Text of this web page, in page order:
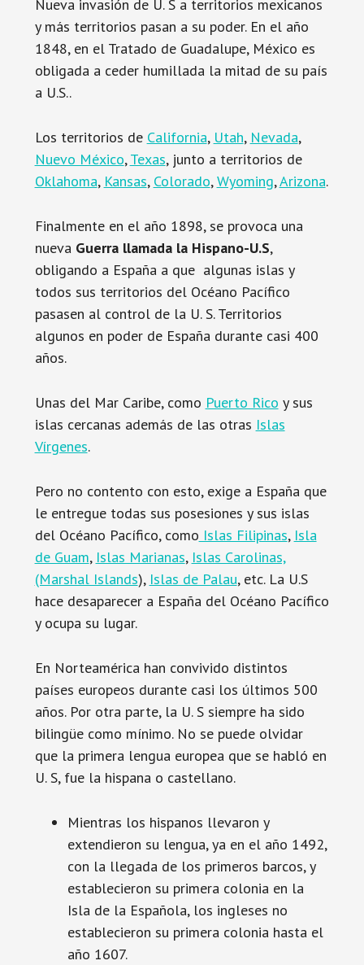
Nueva invasión de U. S a territorios mexicanos
y más territorios pasan a su poder. En el año
1848, en el Tratado de Guadalupe, México es
obligada a ceder humillada la mitad de su país
a U.S..
Los territorios de California, Utah, Nevada,
Nuevo México,Texas, junto a territorios de
Oklahoma, Kansas, Colorado,Wyoming,Arizona.
Finalmente en el año 1898, se provoca una
nueva Guerra llamada la Hispano-U.S,
obligando a España a que algunas islas y
todos sus territorios del Océano Pacífico
pasasen al control de la U. S. Territorios
algunos en poder de España durante casi 400
años.
Unas del Mar Caribe, como Puerto Rico y sus
islas cercanas además de las otras Islas
Vírgenes.
Pero no contento con esto, exige a España que
le entregue todas sus posesiones y sus islas
del Océano Pacífico, como Islas Filipinas, Isla
de Guam, Islas Marianas, Islas Carolinas,
(Marshal Islands), Islas de Palau, etc. La U.S
hace desaparecer a España del Océano Pacífico
y ocupa su lugar.
En Norteamérica han convivido distintos
países europeos durante casi los últimos 500
años. Por otra parte, la U. S siempre ha sido
bilingüe como mínimo. No se puede olvidar
que la primera lengua europea que se habló en
U. S, fue la hispana o castellano.
Mientras los hispanos llevaron y
extendieron su lengua, ya en el año 1492,
con la llegada de los primeros barcos, y
establecieron su primera colonia en la
Isla de la Española, los ingleses no
establecieron su primera colonia hasta el
año 1607.